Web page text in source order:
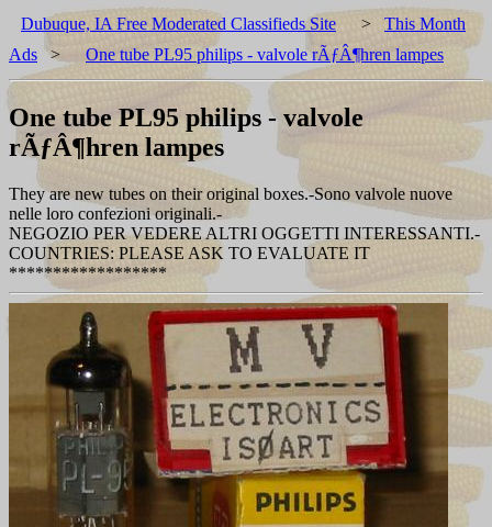
Dubuque, IA Free Moderated Classifieds Site > This Month
Ads > One tube PL95 philips - valvole rÃƒÂ¶hren lampes
One tube PL95 philips - valvole
rÃƒÂ¶hren lampes
They are new tubes on their original boxes.-Sono valvole nuove
nelle loro confezioni originali.-
NEGOZIO PER VEDERE ALTRI OGGETTI INTERESSANTI.-
COUNTRIES: PLEASE ASK TO EVALUATE IT
******************